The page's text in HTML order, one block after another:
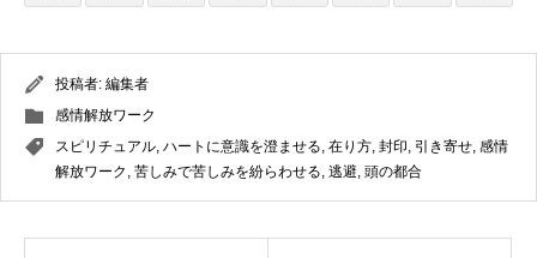
投稿者: 編集者
感情解放ワーク
スピリチュアル, ハートに意識を澄ませる, 在り方, 封印, 引き寄せ, 感情
解放ワーク , 苦しみで苦しみを紛らわせる, 逃避, 頭の都合